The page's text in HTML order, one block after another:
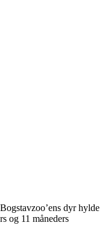
dyr hylde
og 11 måneders